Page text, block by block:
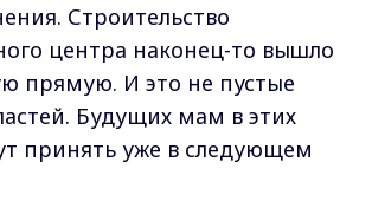
Строительство
центра наконец-то вышло
прямую. И это не пустые
Будущих мам в этих
принять уже в следующем